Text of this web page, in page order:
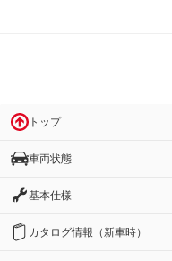
トップ
車両状態
基本仕様
カタログ情報（新車時）